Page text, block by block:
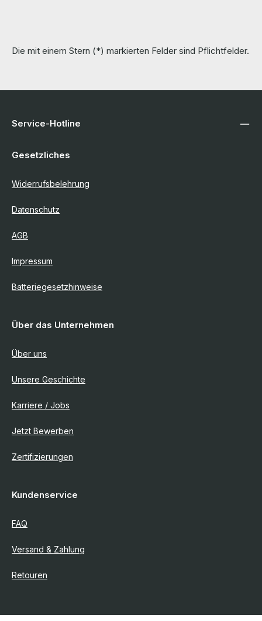
Die mit einem Stern (*) markierten Felder sind Pflichtfelder.
Service-Hotline
Gesetzliches
Widerrufsbelehrung
Datenschutz
AGB
Impressum
Batteriegesetzhinweise
Über das Unternehmen
Über uns
Unsere Geschichte
Karriere / Jobs
Jetzt Bewerben
Zertifizierungen
Kundenservice
FAQ
Versand & Zahlung
Retouren